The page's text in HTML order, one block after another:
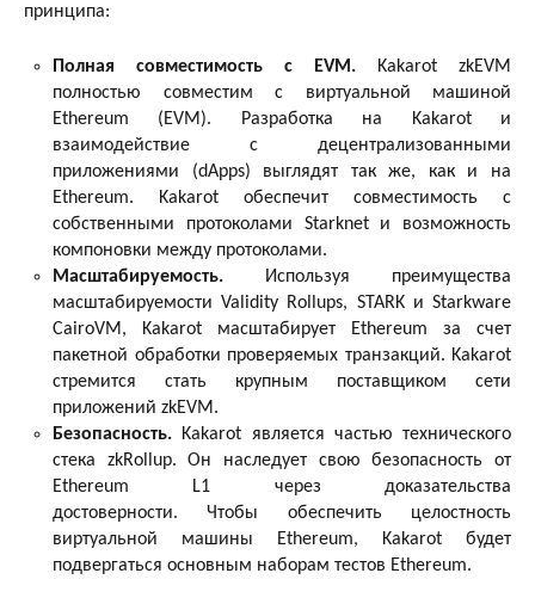
принципа:
Полная совместимость с EVM. Kakarot zkEVM
полностью совместим с виртуальной машиной
Ethereum (EVM). Разработка на Kakarot и
взаимодействие с децентрализованными
приложениями (dApps) выглядят так же, как и на
Ethereum. Kakarot обеспечит совместимость с
собственными протоколами Starknet и возможность
компоновки между протоколами.
Масштабируемость. Используя преимущества
масштабируемости Validity Rollups, STARK и Starkware
CairoVM, Kakarot масштабирует Ethereum за счет
пакетной обработки проверяемых транзакций. Kakarot
стремится стать крупным поставщиком сети
приложений zkEVM.
Безопасность. Kakarot является частью технического
стека zkRollup. Он наследует свою безопасность от
Ethereum L1 через доказательства
достоверности. Чтобы обеспечить целостность
виртуальной машины Ethereum, Kakarot будет
подвергаться основным наборам тестов Ethereum.